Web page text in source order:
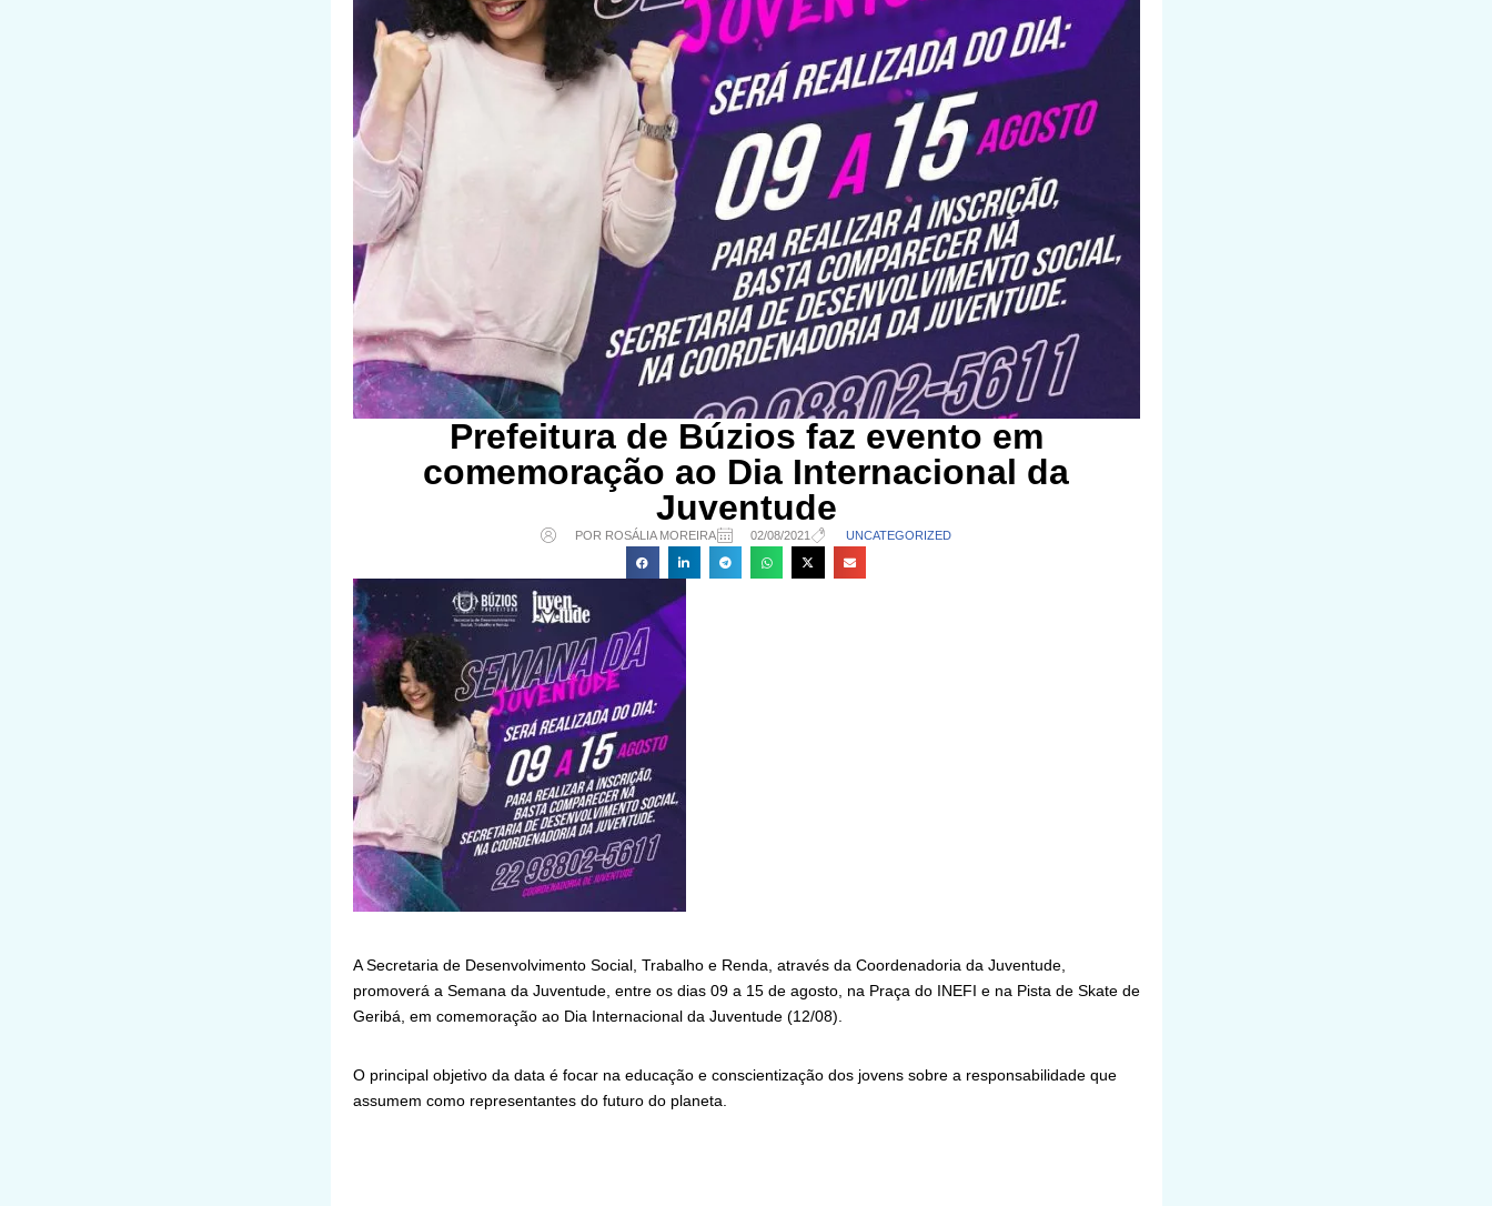
Prefeitura de Búzios faz evento em
comemoração ao Dia Internacional da
Juventude
POR ROSÁLIA MOREIRA 02/08/2021 UNCATEGORIZED
A Secretaria de Desenvolvimento Social, Trabalho e Renda, através da Coordenadoria da Juventude,
promoverá a Semana da Juventude, entre os dias 09 a 15 de agosto, na Praça do INEFI e na Pista de Skate de
Geribá, em comemoração ao Dia Internacional da Juventude (12/08).
O principal objetivo da data é focar na educação e conscientização dos jovens sobre a responsabilidade que
assumem como representantes do futuro do planeta.